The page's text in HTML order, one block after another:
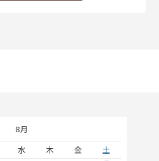
8月
水 木 金
土